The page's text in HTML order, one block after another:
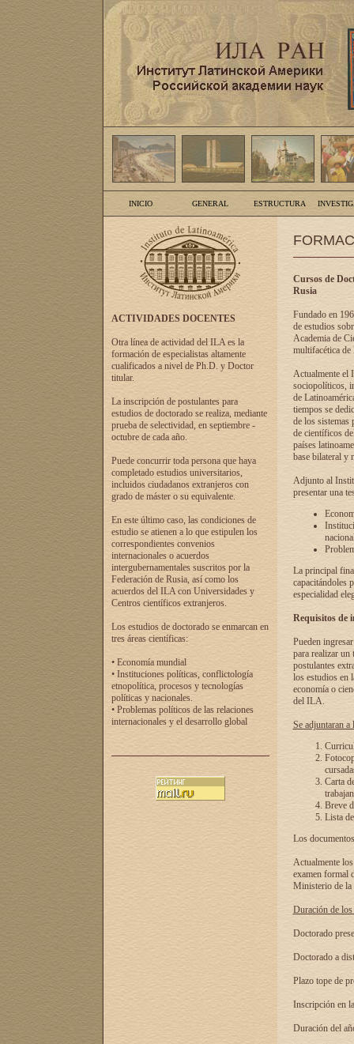
INICIO GENERAL ESTRUCTURA
ACTIVIDADES DOCENTES
Otra línea de actividad del ILA es la
formación de especialistas altamente
cualificados a nivel de Ph.D. y Doctor
titular.
La inscripción de postulantes para
estudios de doctorado se realiza, mediante
prueba de selectividad, en septiembre -
octubre de cada año.
Puede concurrir toda persona que haya
completado estudios universitarios,
incluidos ciudadanos extranjeros con
grado de máster o su equivalente.
En este último caso, las condiciones de
estudio se atienen a lo que estipulen los
correspondientes convenios
internacionales o acuerdos
intergubernamentales suscritos por la
Federación de Rusia, así como los
acuerdos del ILA con Universidades y
Centros científicos extranjeros.
Los estudios de doctorado se enmarcan en
tres áreas científicas:
• Economía mundial
• Instituciones políticas, conflictología
etnopolítica, procesos y tecnologías
políticas y nacionales.
• Problemas políticos de las relaciones
internacionales y el desarrollo global
Cursos de
Rusia
Fundado en
de estudios
Academia de
multifacética de
Actualmente el
sociopolíticos,
de
tiempos se
de los sistemas
de científicos
países
base bilateral y
Adjunto al
presentar una
La principal
capacitándoles
especialidad
Requisitos de
Pueden
para realizar un
postulantes
los estudios en
economía o
del ILA.
Se adjuntaran a
Carta
Breve
Lista
Los
Actualmente
examen formal
Ministerio de la
Duración de
Doctorado
Doctorado a
Plazo tope de
Inscripción en
Duración del